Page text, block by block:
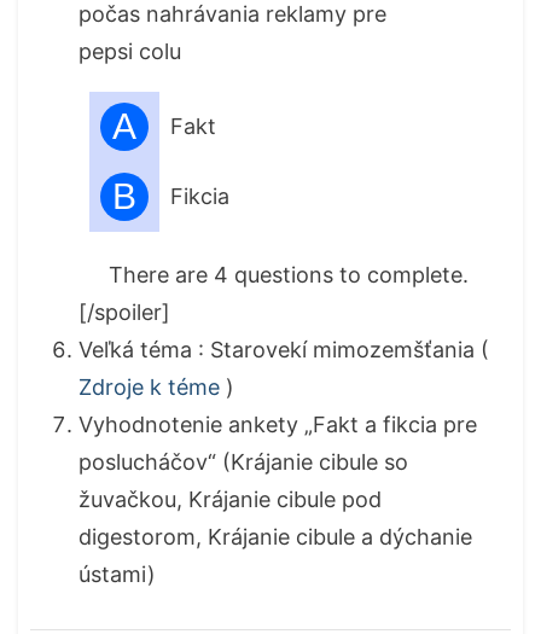
počas nahrávania reklamy pre
pepsi colu
A Fakt
B Fikcia
There are 4 questions to complete.
[/spoiler]
Veľká téma : Starovekí mimozemšťania (
Zdroje k téme )
Vyhodnotenie ankety „Fakt a fikcia pre
poslucháčov“ (Krájanie cibule so
žuvačkou, Krájanie cibule pod
digestorom, Krájanie cibule a dýchanie
ústami)